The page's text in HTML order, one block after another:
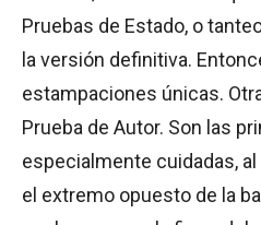
Pruebas de Estado, o
la versión definitiva.
estampaciones únicas.
Prueba de Autor. Son las
especialmente cuidadas,
el extremo opuesto de la